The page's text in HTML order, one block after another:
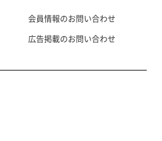
会員情報のお問い合わせ
広告掲載のお問い合わせ